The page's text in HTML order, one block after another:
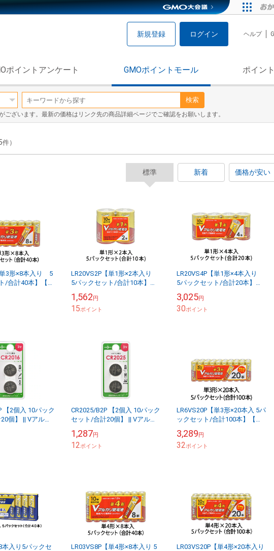
新規登録 ログイン ヘルプ
ポイントアンケート GMOポイントモール ポイン
検索
ざいます。最新の価格はリンク先の商品詳細ページでご確認をお願いします。
件）
標準 新着 価格が安い
単3形×8本入り 5
/合計40本】【お
ズ1.5V 8本パッ
LR20VS2P【単1形×2本入り
5パックセット/合計10本】
リ乾電池 Vシリーズ1.5V 2本パ
ック...
1,562円
15ポイント
LR20VS4P【単1形×4本入り
5パックセット/合計20本】
リ乾電池 Vシリーズ1.5V 4本パ
ック...
3,025円
30ポイント
【2個入 10パック
個】 || Vアルカ
なセ...
CR2025/B2P 【2個入 10パック
セット/合計20個】 || Vアルカ
ロ使用 【お得なセ...
1,287円
12ポイント
LR6VS20P【単3形×20本入 5パ
ックセット/合計100本】【お
電池 Vシリーズ1.5V 20本パ...
3,289円
32ポイント
本入り5パックセ
LR03VS8P【単4形×8本入り 5
LR03VS20P【単4形×20本入り